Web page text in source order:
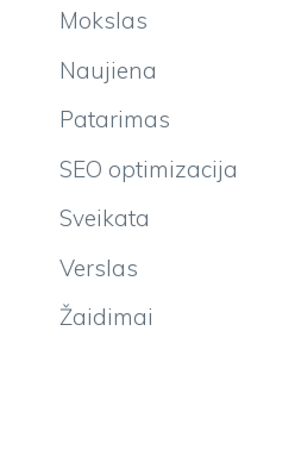
Mokslas
Naujiena
Patarimas
SEO optimizacija
Sveikata
Verslas
Žaidimai